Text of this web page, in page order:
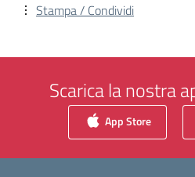
Stampa / Condividi
Scarica la nostra
App Store